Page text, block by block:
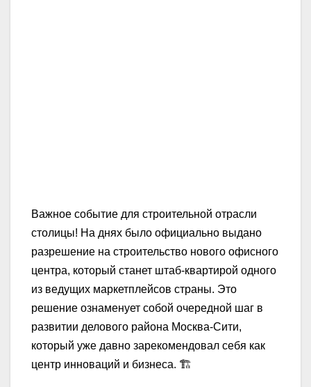
Важное событие для строительной отрасли
столицы! На днях было официально выдано
разрешение на строительство нового офисного
центра, который станет штаб-квартирой одного
из ведущих маркетплейсов страны. Это
решение ознаменует собой очередной шаг в
развитии делового района Москва-Сити,
который уже давно зарекомендовал себя как
центр инноваций и бизнеса. 🏗️